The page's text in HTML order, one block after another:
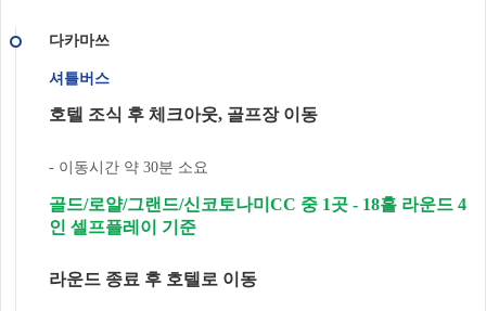
다카마쓰
셔틀버스
호텔 조식 후 체크아웃, 골프장 이동
- 이동시간 약 30분 소요
골드/로얄/그랜드/신코토나미CC 중 1곳 - 18홀 라운드 4
인 셀프플레이 기준
라운드 종료 후 호텔로 이동